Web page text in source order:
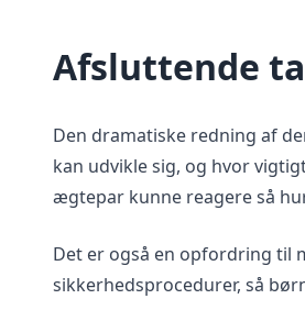
Afsluttende
Den dramatiske redning af
kan udvikle sig, og hvor
ægtepar kunne reagere så
Det er også en opfordring til
sikkerhedsprocedurer, så